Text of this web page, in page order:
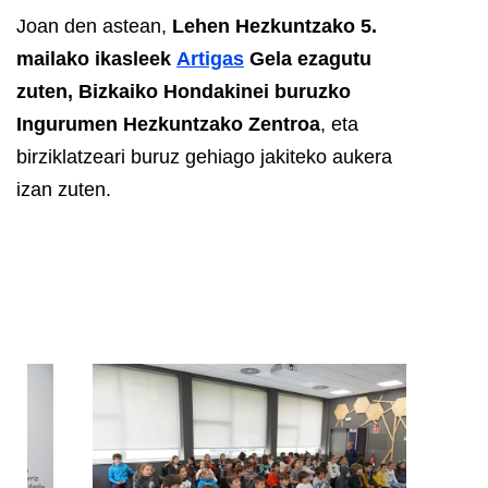
Joan den astean, Lehen Hezkuntzako 5.
mailako ikasleek Artigas Gela ezagutu
zuten, Bizkaiko Hondakinei buruzko
Ingurumen Hezkuntzako Zentroa, eta
birziklatzeari buruz gehiago jakiteko aukera
izan zuten.